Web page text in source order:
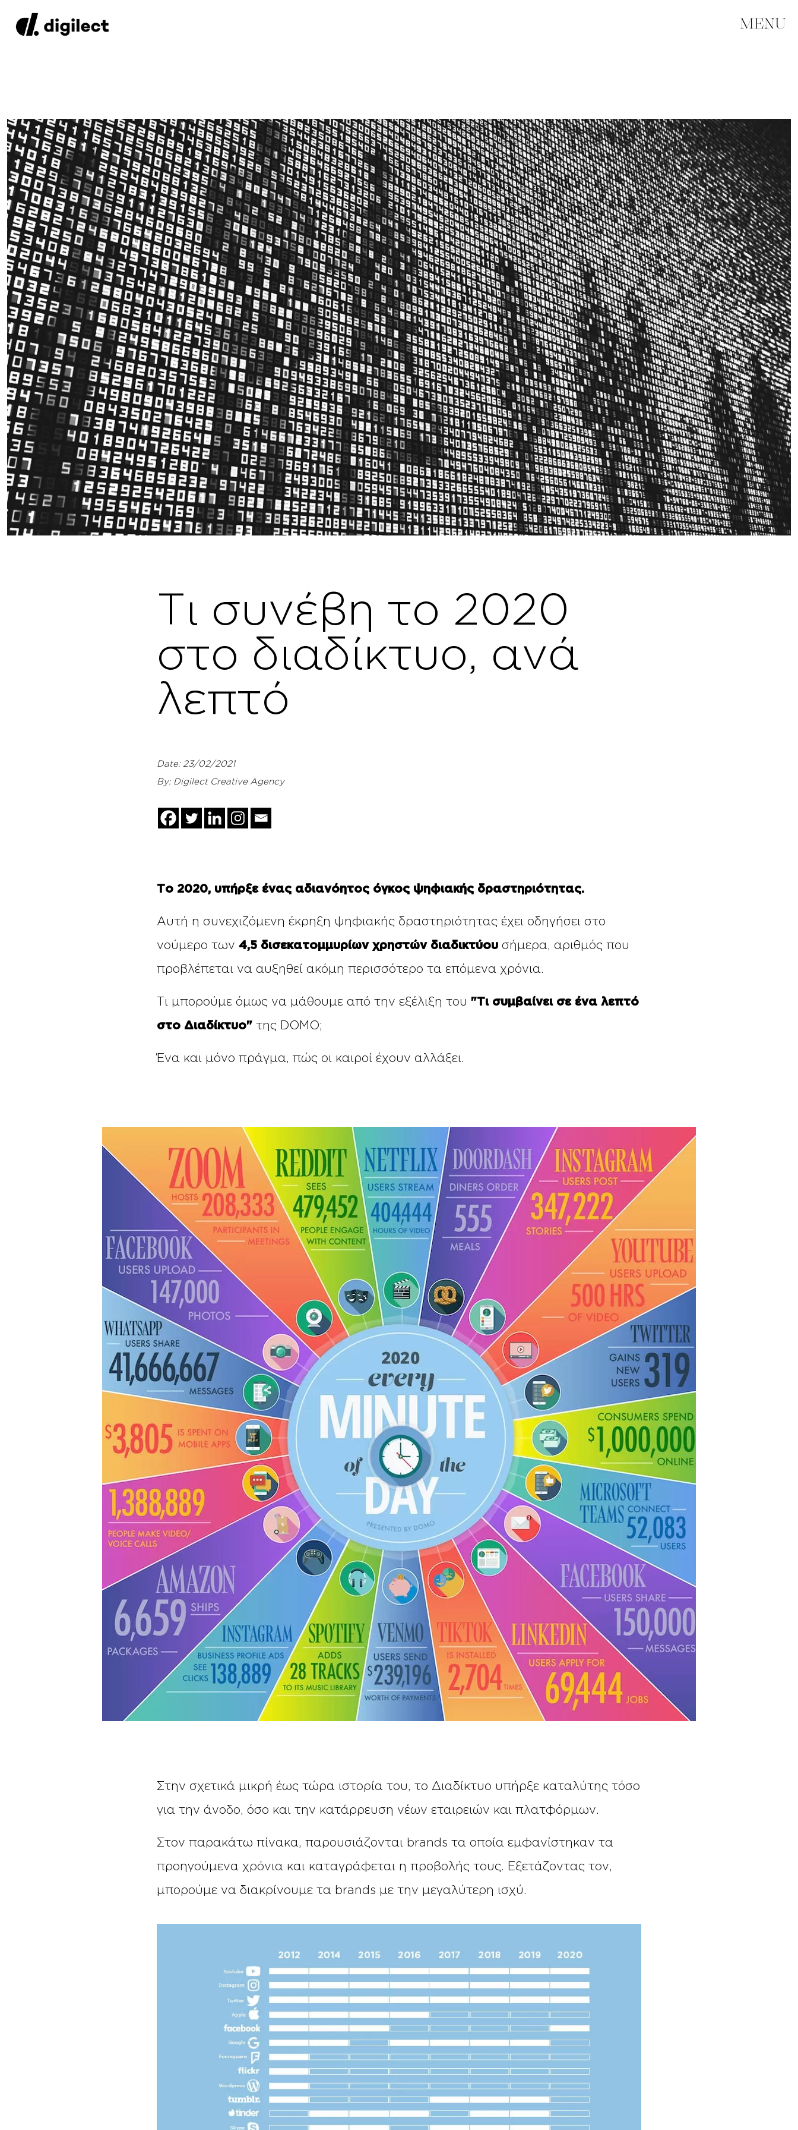
Τι συνέβη το 2020
στο διαδίκτυο, ανά
λεπτό
Date: 23/02/2021
By: Digilect Creative Agency
Το 2020, υπήρξε ένας αδιανόητος όγκος ψηφιακής δραστηριότητας.
Αυτή η συνεχιζόμενη έκρηξη ψηφιακής δραστηριότητας έχει οδηγήσει στο
νούμερο των 4,5 δισεκατομμυρίων χρηστών διαδικτύου σήμερα, αριθμός που
προβλέπεται να αυξηθεί ακόμη περισσότερο τα επόμενα χρόνια.
Τι μπορούμε όμως να μάθουμε από την εξέλιξη του "Tι συμβαίνει σε ένα λεπτό
στο Διαδίκτυο" της DOMO;
Ένα και μόνο πράγμα, πώς οι καιροί έχουν αλλάξει.
Στην σχετικά μικρή έως τώρα ιστορία του, το Διαδίκτυο υπήρξε καταλύτης τόσο
για την άνοδο, όσο και την κατάρρευση νέων εταιρειών και πλατφόρμων.
Στον παρακάτω πίνακα, παρουσιάζονται brands τα οποία εμφανίστηκαν τα
προηγούμενα χρόνια και καταγράφεται η προβολής τους. Εξετάζοντας τον,
μπορούμε να διακρίνουμε τα brands με την μεγαλύτερη ισχύ.